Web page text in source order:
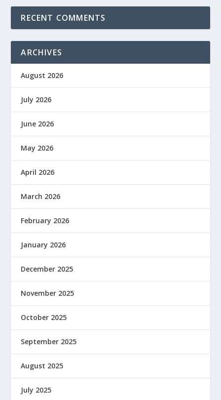
RECENT COMMENTS
ARCHIVES
August 2026
July 2026
June 2026
May 2026
April 2026
March 2026
February 2026
January 2026
December 2025
November 2025
October 2025
September 2025
August 2025
July 2025